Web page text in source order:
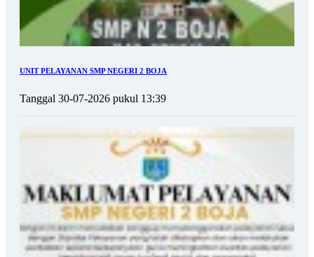
UNIT PELAYANAN SMP NEGERI 2 BOJA
Tanggal 30-07-2026 pukul 13:39